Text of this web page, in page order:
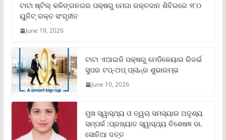
ଟାଟା ଷ୍ଟିଲ୍‌ କଳିଙ୍ଗନଗର ପକ୍ଷରୁ ମେଗା ରକ୍ତଦାନ ଶିବିରରେ ୨୮୦
ୟୁନିଟ୍‌ ରକ୍ତ ସଂଗୃହୀତ
June 19, 2026
ଟାଟା ଏଆଇଜି ପକ୍ଷରୁ ମେଡିକେୟାର ରିଜର୍ଭ
ସୁପର ଟପ୍‌-ଅପ୍ ପ୍ଲାନ୍‌ର ଶୁଭାରମ୍ଭ
June 10, 2026
ମୁଖ ସ୍ୱାସ୍ଥ୍ୟ ଓ ତ୍ୱଚା ସମସ୍ୟାର ଅଦୃଶ୍ୟ
ସମ୍ପର୍କ :ପ୍ରଖ୍ୟାତ ସ୍ୱାସ୍ଥ୍ୟ ବିଶେଷଜ୍ଞ ଡା.
ସୋନିଆ ଦତ୍ତ